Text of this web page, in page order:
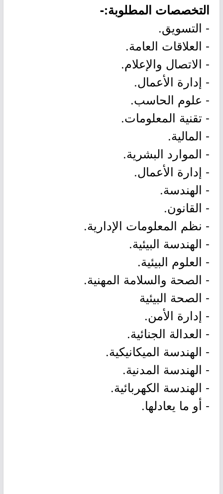
التخصصات المطلوبة:-
- التسويق.
- العلاقات العامة.
- الاتصال والإعلام.
- إدارة الأعمال.
- علوم الحاسب.
- تقنية المعلومات.
- المالية.
- الموارد البشرية.
- إدارة الأعمال.
- الهندسة.
- القانون.
- نظم المعلومات الإدارية.
- الهندسة البيئية.
- العلوم البيئية.
- الصحة والسلامة المهنية.
- الصحة البيئية
- إدارة الأمن.
- العدالة الجنائية.
- الهندسة الميكانيكية.
- الهندسة المدنية.
- الهندسة الكهربائية.
- أو ما يعادلها.